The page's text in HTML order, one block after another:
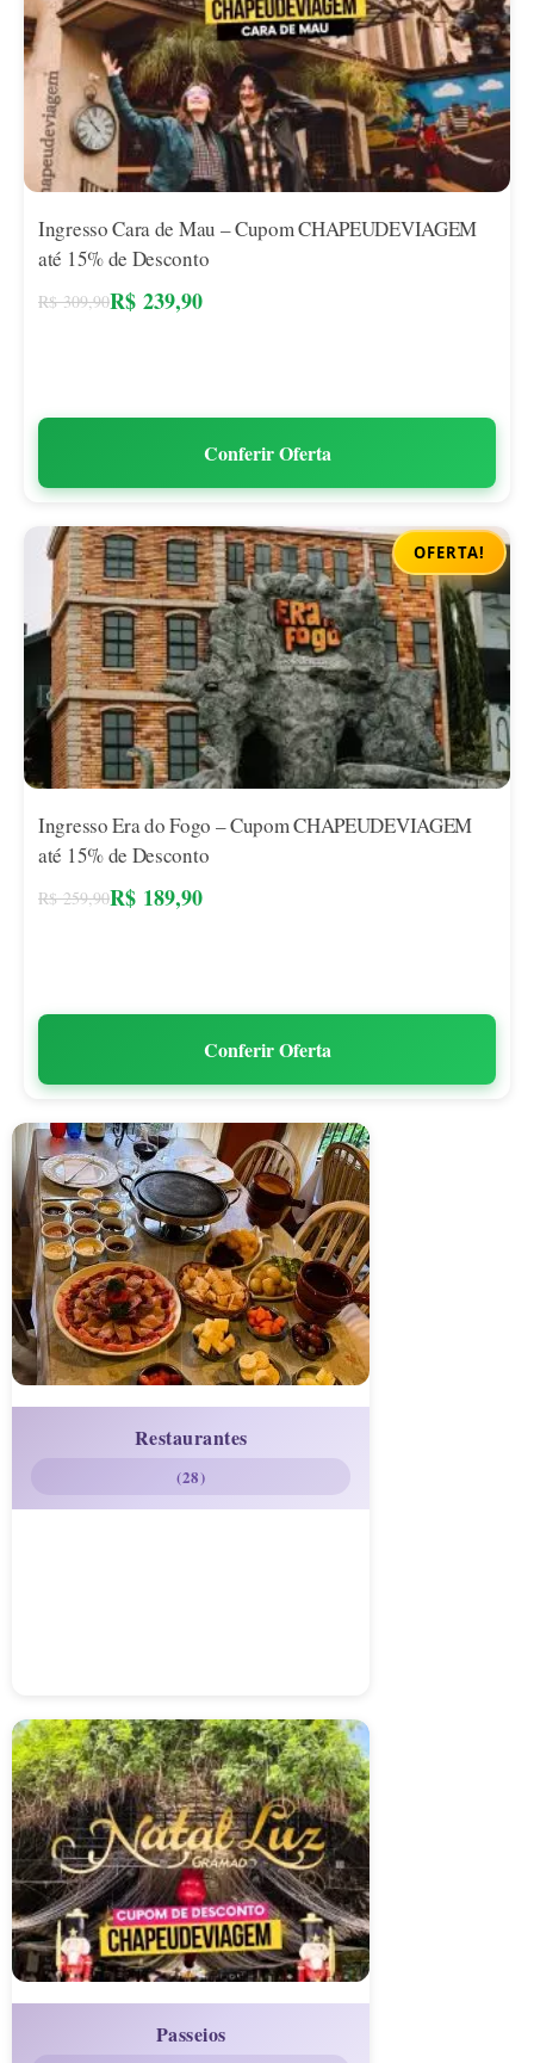
Ingresso Cara de Mau – Cupom CHAPEUDEVIAGEM
até 15% de Desconto
R$309,90R$ 239,90
Conferir Oferta
OFERTA!
Ingresso Era do Fogo – Cupom CHAPEUDEVIAGEM
até 15% de Desconto
R$259,90R$ 189,90
Conferir Oferta
Restaurantes
(28)
Passeios